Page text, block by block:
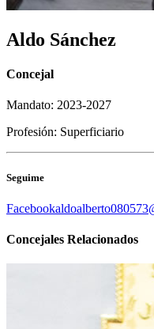
Aldo Sánchez
Concejal
Mandato: 2023-2027
Profesión: Superficiario
Seguime
Facebook
Concejales Relacionados